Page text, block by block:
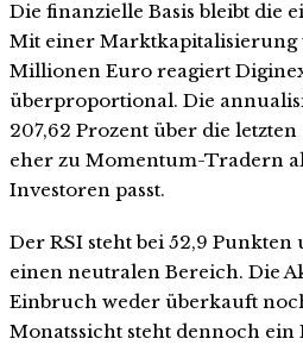
Die finanzielle Basis bleibt die
Mit einer Marktkapitalisierung
Millionen Euro reagiert
überproportional. Die
207,62 Prozent über die
eher zu Momentum-Tradern
Investoren passt.
Der RSI steht bei 52,9
einen neutralen Bereich. Die
Einbruch weder überkauft
Monatssicht steht dennoch ein